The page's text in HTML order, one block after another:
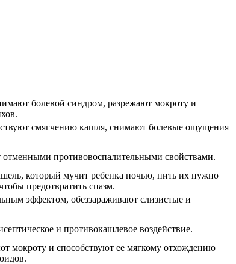
болевой синдром, разрежают мокроту и
смягчению кашля, снимают болевые ощущения
противовоспалительными свойствами.
который мучит ребенка ночью, пить их нужно
предотвратить спазм.
эффектом, обеззараживают слизистые и
и противокашлевое воздействие.
мокроту и способствуют ее мягкому отхождению